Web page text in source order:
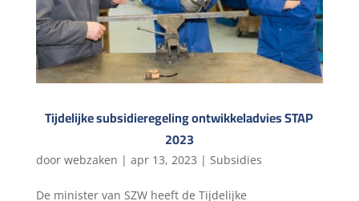
Tijdelijke subsidieregeling ontwikkeladvies STAP
2023
door webzaken | apr 13, 2023 | Subsidies
De minister van SZW heeft de Tijdelijke